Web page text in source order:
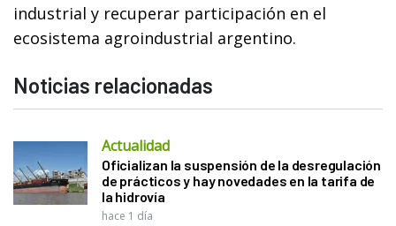
industrial y recuperar participación en el
ecosistema agroindustrial argentino.
Noticias relacionadas
Actualidad
Oficializan la suspensión de la desregulación
de prácticos y hay novedades en la tarifa de
la hidrovía
hace 1 día